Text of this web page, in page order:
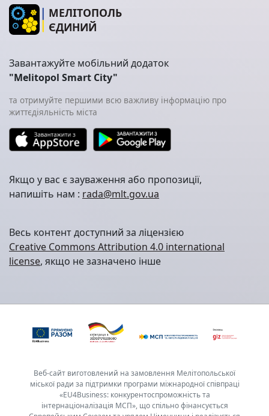
МЕЛІТОПОЛЬ
ЄДИНИЙ
Завантажуйте мобільний додаток
"Melitopol Smart City"
та отримуйте першими всю важливу інформацію про
життєдіяльність міста
Якщо у вас є зауваження або пропозиції,
напишіть нам : rada@mlt.gov.ua
Весь контент доступний за ліцензією
Creative Commons Attribution 4.0 international
license, якщо не зазначено інше
Веб-сайт виготовлений на замовлення Мелітопольської
міської ради за підтримки програми міжнародної співпраці
«EU4Business: конкурентоспроможність та
інтернаціоналізація МСП», що спільно фінансується